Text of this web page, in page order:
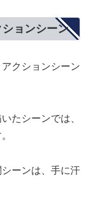
ョンシーン
クションシーン
たシーンでは、
ーンは、手に汗